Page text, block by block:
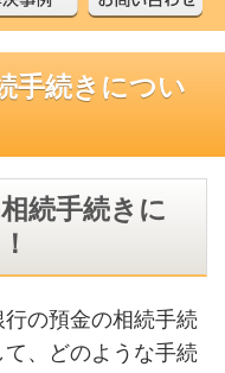
手続きについ
続手続きに
行の預金の相続手続
て、どのような手続